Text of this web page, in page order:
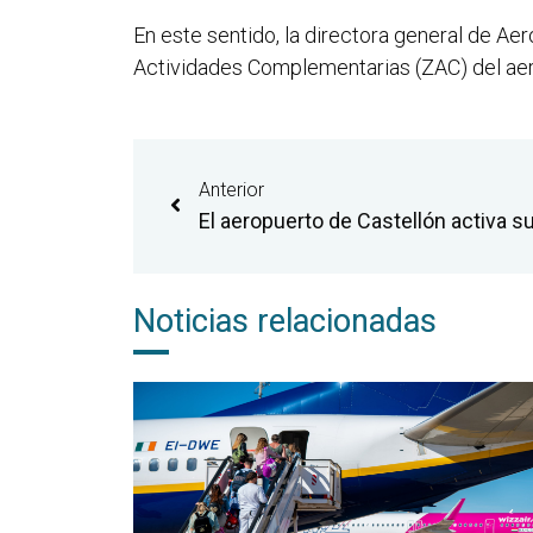
En este sentido, la directora general de
Actividades Complementarias (ZAC) del
Anterior
Noticias relacionadas